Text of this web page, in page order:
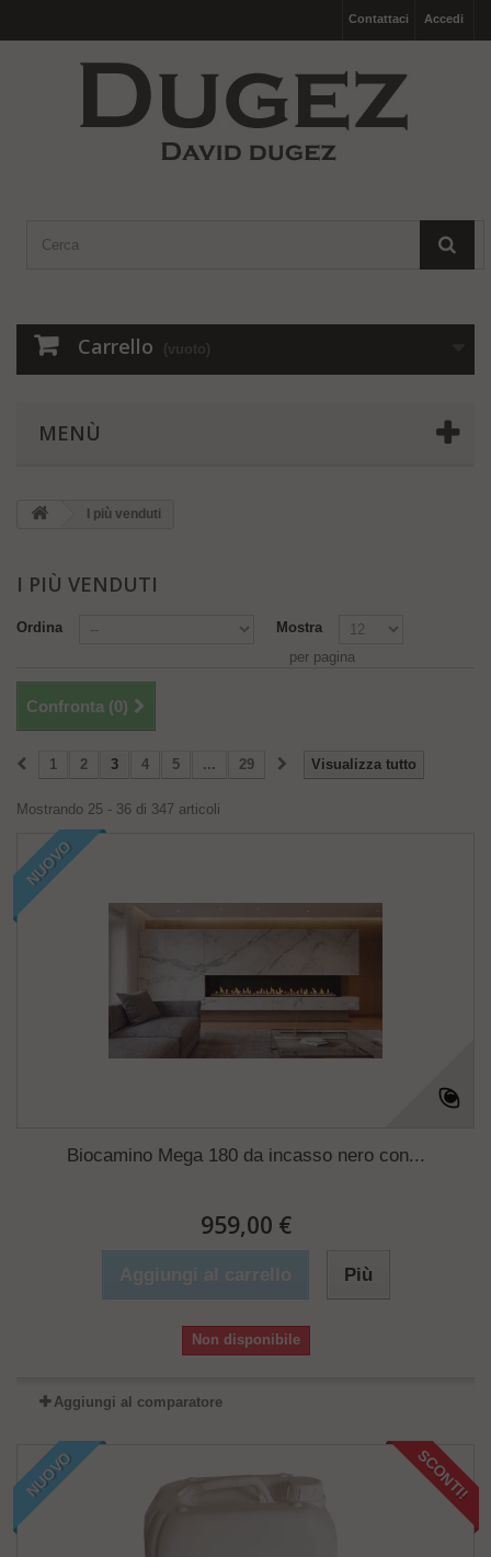
Accedi
Contattaci
Carrello (vuoto)
MENÙ
I più venduti
I PIÙ VENDUTI
Ordina
Mostra
per pagina
Confronta (0)
Visualizza tutto
1 2 3 4 5 ... 29
Mostrando 25 - 36 di 347 articoli
NUOVO
Biocamino Mega 180 da incasso nero con...
959,00 €
Aggiungi al carrello Più
Non disponibile
Aggiungi al comparatore
NUOVO SCONTI!